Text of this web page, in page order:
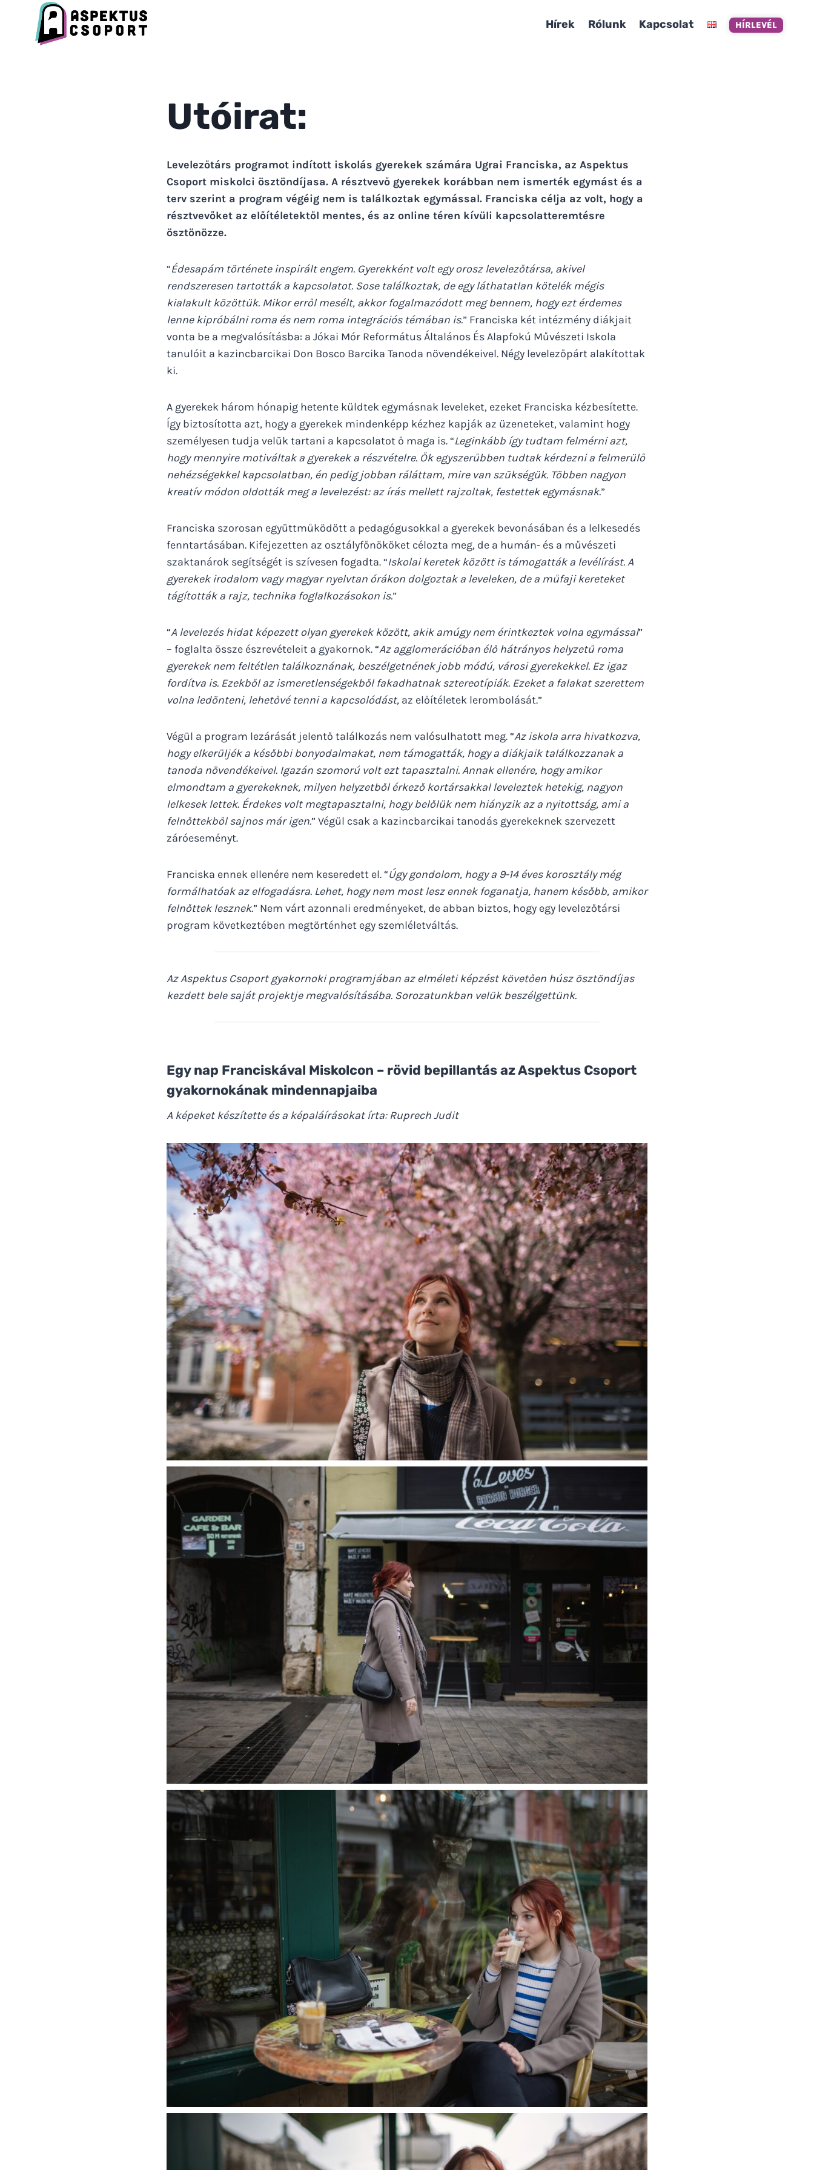
content
Hírek Rólunk Kapcsolat HÍRLEVÉL
Utóirat:
Levelezőtárs programot indított iskolás gyerekek számára Ugrai Franciska, az Aspektus
Csoport miskolci ösztöndíjasa. A résztvevő gyerekek korábban nem ismerték egymást és a
terv szerint a program végéig nem is találkoztak egymással. Franciska célja az volt, hogy a
résztvevőket az előítéletektől mentes, és az online téren kívüli kapcsolatteremtésre
ösztönözze.
“Édesapám története inspirált engem. Gyerekként volt egy orosz levelezőtársa, akivel
rendszeresen tartották a kapcsolatot. Sose találkoztak, de egy láthatatlan kötelék mégis
kialakult közöttük. Mikor erről mesélt, akkor fogalmazódott meg bennem, hogy ezt érdemes
lenne kipróbálni roma és nem roma integrációs témában is.” Franciska két intézmény diákjait
vonta be a megvalósításba: a Jókai Mór Református Általános És Alapfokú Művészeti Iskola
tanulóit a kazincbarcikai Don Bosco Barcika Tanoda növendékeivel. Négy levelezőpárt alakítottak
ki.
A gyerekek három hónapig hetente küldtek egymásnak leveleket, ezeket Franciska kézbesítette.
Így biztosította azt, hogy a gyerekek mindenképp kézhez kapják az üzeneteket, valamint hogy
személyesen tudja velük tartani a kapcsolatot ő maga is. “Leginkább így tudtam felmérni azt,
hogy mennyire motiváltak a gyerekek a részvételre. Ők egyszerűbben tudtak kérdezni a felmerülő
nehézségekkel kapcsolatban, én pedig jobban ráláttam, mire van szükségük. Többen nagyon
kreatív módon oldották meg a levelezést: az írás mellett rajzoltak, festettek egymásnak.”
Franciska szorosan együttműködött a pedagógusokkal a gyerekek bevonásában és a lelkesedés
fenntartásában. Kifejezetten az osztályfőnököket célozta meg, de a humán- és a művészeti
szaktanárok segítségét is szívesen fogadta. “Iskolai keretek között is támogatták a levélírást. A
gyerekek irodalom vagy magyar nyelvtan órákon dolgoztak a leveleken, de a műfaji kereteket
tágították a rajz, technika foglalkozásokon is.”
“A levelezés hidat képezett olyan gyerekek között, akik amúgy nem érintkeztek volna egymással”
– foglalta össze észrevételeit a gyakornok. “Az agglomerációban élő hátrányos helyzetű roma
gyerekek nem feltétlen találkoznának, beszélgetnének jobb módú, városi gyerekekkel. Ez igaz
fordítva is. Ezekből az ismeretlenségekből fakadhatnak sztereotípiák. Ezeket a falakat szerettem
volna ledönteni, lehetővé tenni a kapcsolódást, az előítéletek lerombolását.”
Végül a program lezárását jelentő találkozás nem valósulhatott meg. “Az iskola arra hivatkozva,
hogy elkerüljék a későbbi bonyodalmakat, nem támogatták, hogy a diákjaik találkozzanak a
tanoda növendékeivel. Igazán szomorú volt ezt tapasztalni. Annak ellenére, hogy amikor
elmondtam a gyerekeknek, milyen helyzetből érkező kortársakkal leveleztek hetekig, nagyon
lelkesek lettek. Érdekes volt megtapasztalni, hogy belőlük nem hiányzik az a nyitottság, ami a
felnőttekből sajnos már igen.” Végül csak a kazincbarcikai tanodás gyerekeknek szervezett
záróeseményt.
Franciska ennek ellenére nem keseredett el. “Úgy gondolom, hogy a 9-14 éves korosztály még
formálhatóak az elfogadásra. Lehet, hogy nem most lesz ennek foganatja, hanem később, amikor
felnőttek lesznek.” Nem várt azonnali eredményeket, de abban biztos, hogy egy levelezőtársi
program következtében megtörténhet egy szemléletváltás.
Az Aspektus Csoport gyakornoki programjában az elméleti képzést követően húsz ösztöndíjas
kezdett bele saját projektje megvalósításába. Sorozatunkban velük beszélgettünk.
Egy nap Franciskával Miskolcon – rövid bepillantás az Aspektus Csoport
gyakornokának mindennapjaiba
A képeket készítette és a képaláírásokat írta: Ruprech Judit